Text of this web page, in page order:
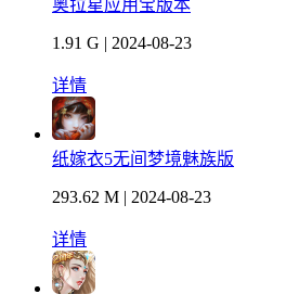
奥拉星应用宝版本
1.91 G | 2024-08-23
详情
纸嫁衣5无间梦境魅族版
293.62 M | 2024-08-23
详情